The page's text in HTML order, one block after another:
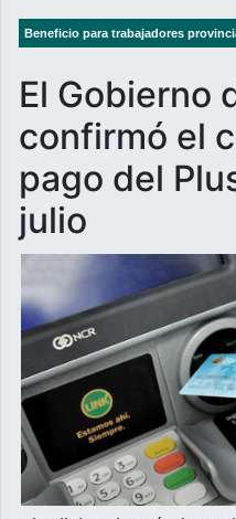
Beneficio para trabajadores
El Gobierno
confirmó el
pago del
julio